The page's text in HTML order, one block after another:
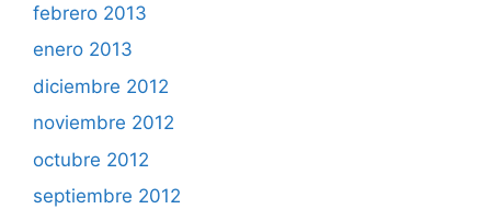
febrero 2013
enero 2013
diciembre 2012
noviembre 2012
octubre 2012
septiembre 2012